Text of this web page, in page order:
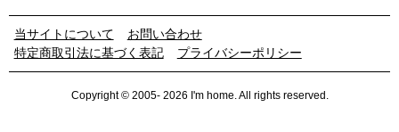
当サイトについて
お問い合わせ
特定商取引法に基づく表記
プライバシーポリシー
Copyright © 2005- 2026 I'm home. All rights reserved.